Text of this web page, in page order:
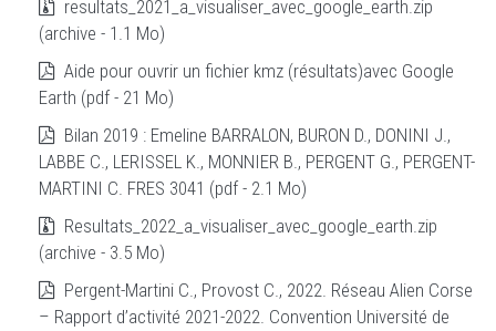
resultats_2021_a_visualiser_avec_google_earth.zip
(archive - 1.1 Mo)
Aide pour ouvrir un fichier kmz (résultats)avec Google
Earth (pdf - 21 Mo)
Bilan 2019 : Emeline BARRALON, BURON D., DONINI J.,
LABBE C., LERISSEL K., MONNIER B., PERGENT G., PERGENT-
MARTINI C. FRES 3041 (pdf - 2.1 Mo)
Resultats_2022_a_visualiser_avec_google_earth.zip
(archive - 3.5 Mo)
Pergent-Martini C., Provost C., 2022. Réseau Alien Corse
– Rapport d’activité 2021-2022. Convention Université de